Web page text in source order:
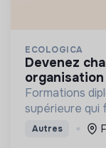
ECOLOGICA
devenez chargé·e de projets dans une
Formations
supérieure qui
gouvernance
Autres